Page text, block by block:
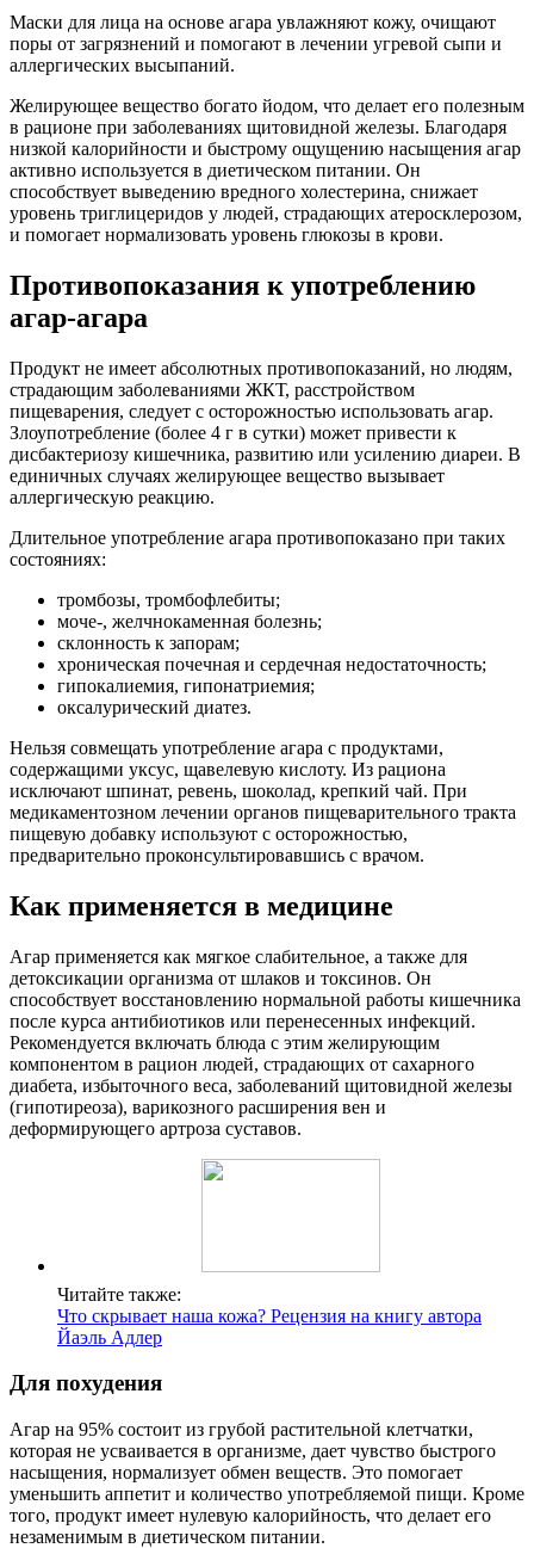
Маски для лица на основе агара увлажняют кожу, очищают
поры от загрязнений и помогают в лечении угревой сыпи и
аллергических высыпаний.
Желирующее вещество богато йодом, что делает его полезным
в рационе при заболеваниях щитовидной железы. Благодаря
низкой калорийности и быстрому ощущению насыщения агар
активно используется в диетическом питании. Он
способствует выведению вредного холестерина, снижает
уровень триглицеридов у людей, страдающих атеросклерозом,
и помогает нормализовать уровень глюкозы в крови.
Противопоказания к употреблению
агар-агара
Продукт не имеет абсолютных противопоказаний, но людям,
страдающим заболеваниями ЖКТ, расстройством
пищеварения, следует с осторожностью использовать агар.
Злоупотребление (более 4 г в сутки) может привести к
дисбактериозу кишечника, развитию или усилению диареи. В
единичных случаях желирующее вещество вызывает
аллергическую реакцию.
Длительное употребление агара противопоказано при таких
состояниях:
тромбозы, тромбофлебиты;
моче-, желчнокаменная болезнь;
склонность к запорам;
хроническая почечная и сердечная недостаточность;
гипокалиемия, гипонатриемия;
оксалурический диатез.
Нельзя совмещать употребление агара с продуктами,
содержащими уксус, щавелевую кислоту. Из рациона
исключают шпинат, ревень, шоколад, крепкий чай. При
медикаментозном лечении органов пищеварительного тракта
пищевую добавку используют с осторожностью,
предварительно проконсультировавшись с врачом.
Как применяется в медицине
Агар применяется как мягкое слабительное, а также для
детоксикации организма от шлаков и токсинов. Он
способствует восстановлению нормальной работы кишечника
после курса антибиотиков или перенесенных инфекций.
Рекомендуется включать блюда с этим желирующим
компонентом в рацион людей, страдающих от сахарного
диабета, избыточного веса, заболеваний щитовидной железы
(гипотиреоза), варикозного расширения вен и
деформирующего артроза суставов.
Читайте также:
Что скрывает наша кожа? Рецензия на книгу автора
Йаэль Адлер
Для похудения
Агар на 95% состоит из грубой растительной клетчатки,
которая не усваивается в организме, дает чувство быстрого
насыщения, нормализует обмен веществ. Это помогает
уменьшить аппетит и количество употребляемой пищи. Кроме
того, продукт имеет нулевую калорийность, что делает его
незаменимым в диетическом питании.